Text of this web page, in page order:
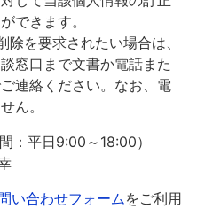
できます。
を要求されたい場合は、
窓口まで文書か電話また
連絡ください。なお、電
ん。
：平日9:00～18:00）
い合わせフォームをご利用